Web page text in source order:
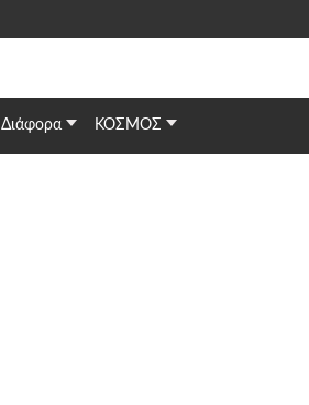
Διάφορα ΚΟΣΜΟΣ